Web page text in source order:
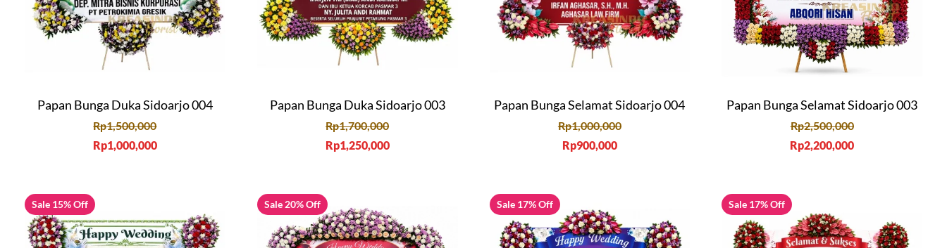
Papan Bunga Duka Sidoarjo 004
Rp1,500,000
Rp1,000,000
Papan Bunga Duka Sidoarjo 003
Rp1,700,000
Rp1,250,000
Papan Bunga Selamat Sidoarjo 004
Rp1,000,000
Rp900,000
Papan Bunga Selamat Sidoarjo 003
Rp2,500,000
Rp2,200,000
Sale 15% Off Sale 20% Off Sale 17% Off Sale 17% Off